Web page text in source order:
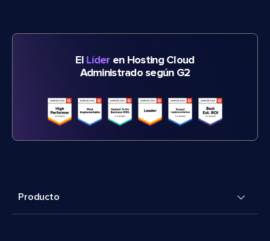
El Líder en Hosting Cloud
Administrado según G2
Producto